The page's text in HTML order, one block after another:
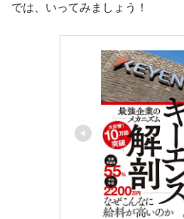
では、いってみましょう！